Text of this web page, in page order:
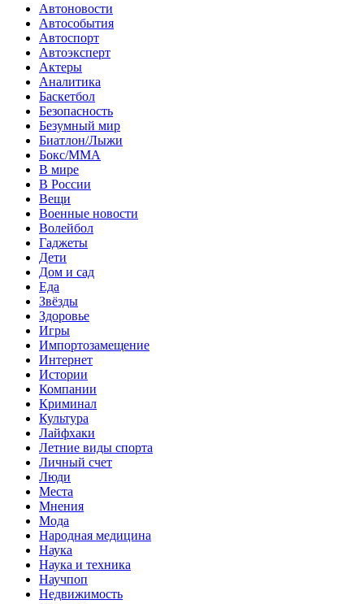
Автоновости
Автособытия
Автоспорт
Автоэксперт
Актеры
Аналитика
Баскетбол
Безопасность
Безумный мир
Биатлон/Лыжи
Бокс/MMA
В мире
В России
Вещи
Военные новости
Волейбол
Гаджеты
Дети
Дом и сад
Еда
Звёзды
Здоровье
Игры
Импортозамещение
Интернет
Истории
Компании
Криминал
Культура
Лайфхаки
Летние виды спорта
Личный счет
Люди
Места
Мнения
Мода
Народная медицина
Наука
Наука и техника
Научпоп
Недвижимость